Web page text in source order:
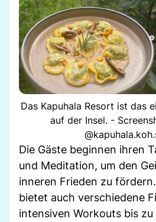
Das Kapuhala Resort ist das
auf der Insel. -
Die Gäste beginnen ihren
und Meditation, um den
inneren Frieden zu
bietet auch verschiedene
intensiven Workouts bis